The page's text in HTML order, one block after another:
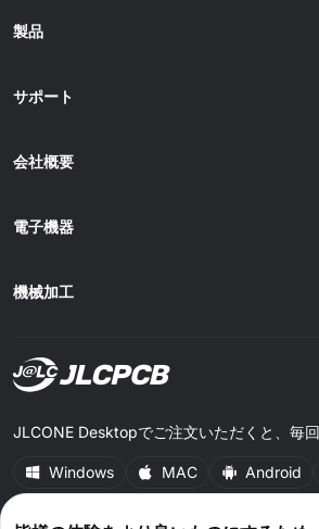
製品
サポート
会社概要
電子機器
機械加工
JLCONE Desktopでご注文いただくと、毎
Windows MAC Android